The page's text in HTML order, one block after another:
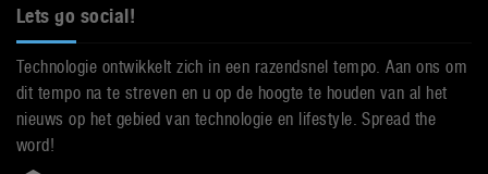
Lets go social!
Technologie ontwikkelt zich in een razendsnel tempo. Aan ons om
dit tempo na te streven en u op de hoogte te houden van al het
nieuws op het gebied van technologie en lifestyle. Spread the
word!